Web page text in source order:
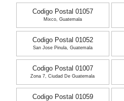
Codigo Postal 01057
Mixco, Guatemala
Codigo Postal 01052
San Jose Pinula, Guatemala
Codigo Postal 01007
Zona 7, Ciudad De Guatemala
Codigo Postal 01059